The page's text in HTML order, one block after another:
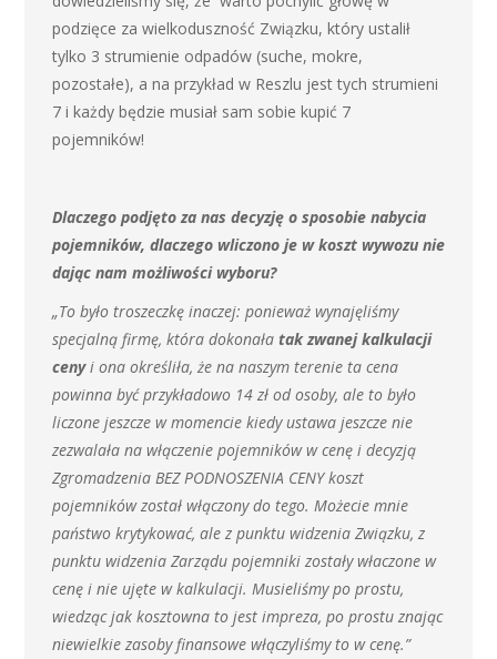
podzięce za wielkoduszność Związku, który ustalił
tylko 3 strumienie odpadów (suche, mokre,
pozostałe), a na przykład w Reszlu jest tych strumieni
7 i każdy będzie musiał sam sobie kupić 7
pojemników!
Dlaczego podjęto za nas decyzję o sposobie nabycia
pojemników, dlaczego wliczono je w koszt wywozu nie
dając nam możliwości wyboru?
„To było troszeczkę inaczej: ponieważ wynajęliśmy
specjalną firmę, która dokonała tak zwanej kalkulacji
cenyi ona określiła, że na naszym terenie ta cena
powinna być przykładowo 14 zł od osoby, ale to było
liczone jeszcze w momencie kiedy ustawa jeszcze nie
zezwalała na włączenie pojemników w cenę i decyzją
Zgromadzenia BEZ PODNOSZENIA CENY koszt
pojemników został włączony do tego. Możecie mnie
państwo krytykować, ale z punktu widzenia Związku, z
punktu widzenia Zarządu pojemniki zostały właczone w
cenę i nie ujęte w kalkulacji. Musieliśmy po prostu,
wiedząc jak kosztowna to jest impreza, po prostu znając
niewielkie zasoby finansowe włączyliśmy to w cenę.”